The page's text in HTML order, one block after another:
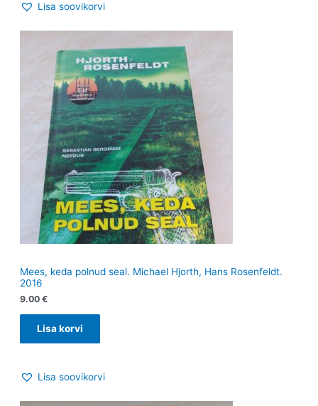
Lisa soovikorvi
Mees, keda polnud seal. Michael Hjorth, Hans Rosenfeldt.
2016
9.00 €
Lisa korvi
Lisa soovikorvi